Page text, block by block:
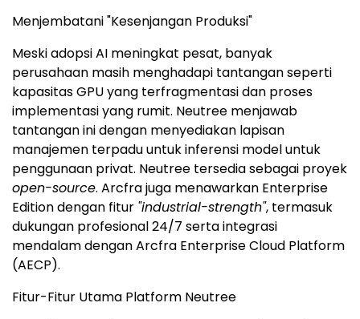
Menjembatani "Kesenjangan Produksi"
Meski adopsi AI meningkat pesat, banyak
perusahaan masih menghadapi tantangan seperti
kapasitas GPU yang terfragmentasi dan proses
implementasi yang rumit. Neutree menjawab
tantangan ini dengan menyediakan lapisan
manajemen terpadu untuk inferensi model untuk
penggunaan privat. Neutree tersedia sebagai proyek
open-source. Arcfra juga menawarkan Enterprise
Edition dengan fitur "industrial-strength", termasuk
dukungan profesional 24/7 serta integrasi
mendalam dengan Arcfra Enterprise Cloud Platform
(AECP).
Fitur-Fitur Utama Platform Neutree